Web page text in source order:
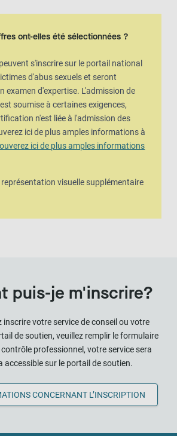
ont-elles été sélectionnées ?
s'inscrire sur le portail national
d'abus sexuels et seront
examen d'expertise. L'admission de
soumise à certaines exigences,
n'est liée à l'admission des
ici de plus amples informations à
ici de plus amples informations
visuelle supplémentaire
puis-je m'inscrire?
inscrire votre service de conseil ou votre
de soutien, veuillez remplir le formulaire
professionnel, votre service sera
accessible sur le portail de soutien.
CONCERNANT L’INSCRIPTION